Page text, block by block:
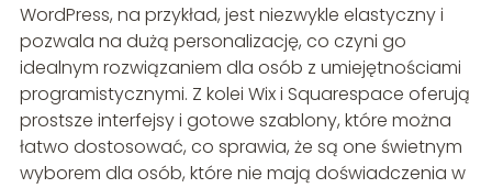
WordPress, na przykład, jest niezwykle elastyczny i
pozwala na dużą personalizację, co czyni go
idealnym rozwiązaniem dla osób z umiejętnościami
programistycznymi. Z kolei Wix i Squarespace oferują
prostsze interfejsy i gotowe szablony, które można
łatwo dostosować, co sprawia, że są one świetnym
wyborem dla osób, które nie mają doświadczenia w